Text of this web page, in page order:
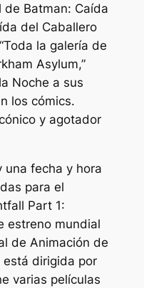
de Batman: Caída
del Caballero
Toda la galería de
Asylum,”
Noche a sus
los cómics.
y agotador
una fecha y hora
para el
Part 1:
estreno mundial
de Animación de
está dirigida por
varias películas